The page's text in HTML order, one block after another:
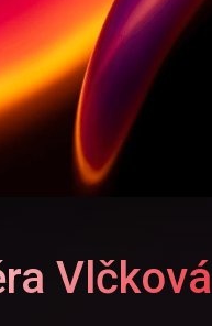
Vlčková